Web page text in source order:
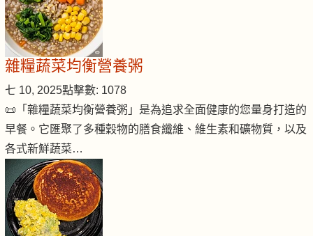
雜糧蔬菜均衡營養粥
七 10, 2025點擊數: 1078
📜「雜糧蔬菜均衡營養粥」是為追求全面健康的您量身打造的
早餐。它匯聚了多種穀物的膳食纖維、維生素和礦物質，以及
各式新鮮蔬菜…